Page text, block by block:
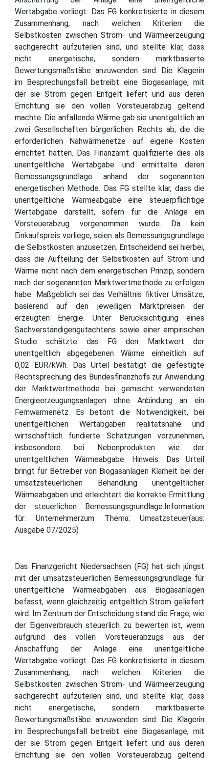
Wertabgabe vorliegt. Das FG konkretisierte in diesem
Zusammenhang, nach welchen Kriterien die
Selbstkosten zwischen Strom- und Wärmeerzeugung
sachgerecht aufzuteilen sind, und stellte klar, dass
nicht energetische, sondern marktbasierte
Bewertungsmaßstäbe anzuwenden sind. Die Klägerin
im Besprechungsfall betreibt eine Biogasanlage, mit
der sie Strom gegen Entgelt liefert und aus deren
Errichtung sie den vollen Vorsteuerabzug geltend
machte. Die anfallende Wärme gab sie unentgeltlich an
zwei Gesellschaften bürgerlichen Rechts ab, die die
erforderlichen Nahwärmenetze auf eigene Kosten
errichtet hatten. Das Finanzamt qualifizierte dies als
unentgeltliche Wertabgabe und ermittelte deren
Bemessungsgrundlage anhand der sogenannten
energetischen Methode. Das FG stellte klar, dass die
unentgeltliche Wärmeabgabe eine steuerpflichtige
Wertabgabe darstellt, sofern für die Anlage ein
Vorsteuerabzug vorgenommen wurde. Da kein
Einkaufspreis vorliege, seien als Bemessungsgrundlage
die Selbstkosten anzusetzen. Entscheidend sei hierbei,
dass die Aufteilung der Selbstkosten auf Strom und
Wärme nicht nach dem energetischen Prinzip, sondern
nach der sogenannten Marktwertmethode zu erfolgen
habe. Maßgeblich sei das Verhältnis fiktiver Umsätze,
basierend auf den jeweiligen Marktpreisen der
erzeugten Energie. Unter Berücksichtigung eines
Sachverständigengutachtens sowie einer empirischen
Studie schätzte das FG den Marktwert der
unentgeltlich abgegebenen Wärme einheitlich auf
0,02 EUR/kWh. Das Urteil bestätigt die gefestigte
Rechtsprechung des Bundesfinanzhofs zur Anwendung
der Marktwertmethode bei gemischt verwendeten
Energieerzeugungsanlagen ohne Anbindung an ein
Fernwärmenetz. Es betont die Notwendigkeit, bei
unentgeltlichen Wertabgaben realitätsnahe und
wirtschaftlich fundierte Schätzungen vorzunehmen,
insbesondere bei Nebenprodukten wie der
unentgeltlichen Wärmeabgabe. Hinweis: Das Urteil
bringt für Betreiber von Biogasanlagen Klarheit bei der
umsatzsteuerlichen Behandlung unentgeltlicher
Wärmeabgaben und erleichtert die korrekte Ermittlung
der steuerlichen Bemessungsgrundlage.Information
für: Unternehmerzum Thema: Umsatzsteuer(aus:
Ausgabe 07/2025)
Das Finanzgericht Niedersachsen (FG) hat sich jüngst
mit der umsatzsteuerlichen Bemessungsgrundlage für
unentgeltliche Wärmeabgaben aus Biogasanlagen
befasst, wenn gleichzeitig entgeltlich Strom geliefert
wird. Im Zentrum der Entscheidung stand die Frage, wie
der Eigenverbrauch steuerlich zu bewerten ist, wenn
aufgrund des vollen Vorsteuerabzugs aus der
Anschaffung der Anlage eine unentgeltliche
Wertabgabe vorliegt. Das FG konkretisierte in diesem
Zusammenhang, nach welchen Kriterien die
Selbstkosten zwischen Strom- und Wärmeerzeugung
sachgerecht aufzuteilen sind, und stellte klar, dass
nicht energetische, sondern marktbasierte
Bewertungsmaßstäbe anzuwenden sind. Die Klägerin
im Besprechungsfall betreibt eine Biogasanlage, mit
der sie Strom gegen Entgelt liefert und aus deren
Errichtung sie den vollen Vorsteuerabzug geltend